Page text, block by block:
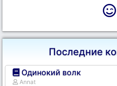
Последние
Одинокий волк
Annat